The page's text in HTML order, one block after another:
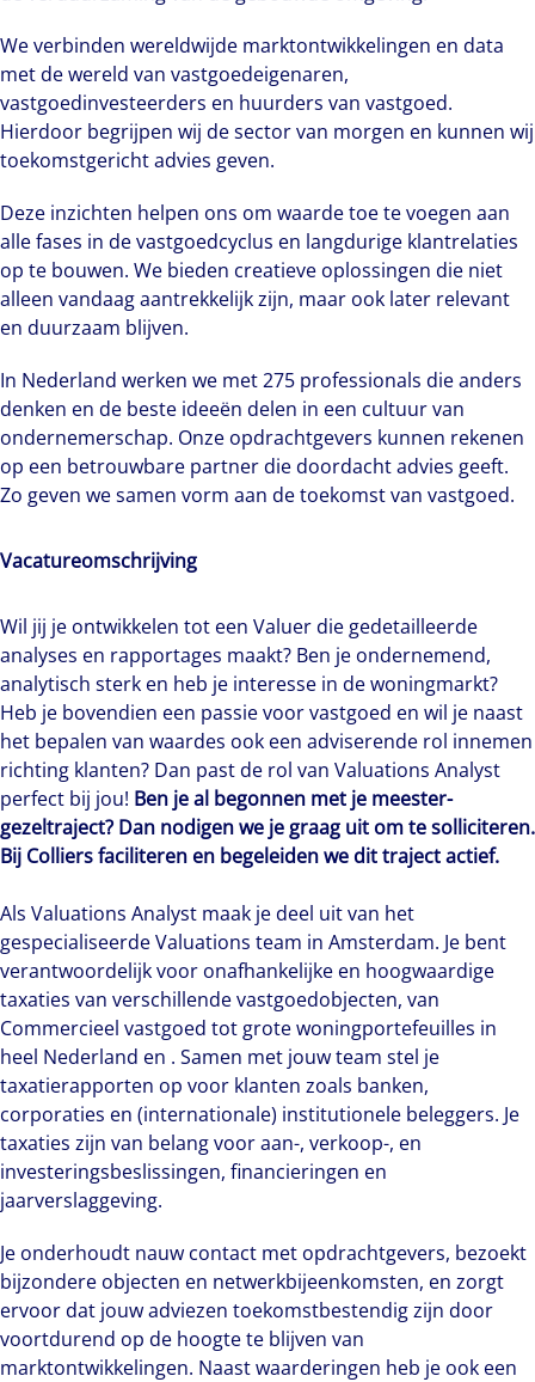
We verbinden wereldwijde marktontwikkelingen en data
met de wereld van vastgoedeigenaren,
vastgoedinvesteerders en huurders van vastgoed.
Hierdoor begrijpen wij de sector van morgen en kunnen wij
toekomstgericht advies geven.
Deze inzichten helpen ons om waarde toe te voegen aan
alle fases in de vastgoedcyclus en langdurige klantrelaties
op te bouwen. We bieden creatieve oplossingen die niet
alleen vandaag aantrekkelijk zijn, maar ook later relevant
en duurzaam blijven.
In Nederland werken we met 275 professionals die anders
denken en de beste ideeën delen in een cultuur van
ondernemerschap. Onze opdrachtgevers kunnen rekenen
op een betrouwbare partner die doordacht advies geeft.
Zo geven we samen vorm aan de toekomst van vastgoed.
Vacatureomschrijving
Wil jij je ontwikkelen tot een Valuer die gedetailleerde
analyses en rapportages maakt? Ben je ondernemend,
analytisch sterk en heb je interesse in de woningmarkt?
Heb je bovendien een passie voor vastgoed en wil je naast
het bepalen van waardes ook een adviserende rol innemen
richting klanten? Dan past de rol van Valuations Analyst
perfect bij jou! Ben je al begonnen met je meester-
gezeltraject? Dan nodigen we je graag uit om te solliciteren.
Bij Colliers faciliteren en begeleiden we dit traject actief.
Als Valuations Analyst maak je deel uit van het
gespecialiseerde Valuations team in Amsterdam. Je bent
verantwoordelijk voor onafhankelijke en hoogwaardige
taxaties van verschillende vastgoedobjecten, van
Commercieel vastgoed tot grote woningportefeuilles in
heel Nederland en . Samen met jouw team stel je
taxatierapporten op voor klanten zoals banken,
corporaties en (internationale) institutionele beleggers. Je
taxaties zijn van belang voor aan-, verkoop-, en
investeringsbeslissingen, financieringen en
jaarverslaggeving.
Je onderhoudt nauw contact met opdrachtgevers, bezoekt
bijzondere objecten en netwerkbijeenkomsten, en zorgt
ervoor dat jouw adviezen toekomstbestendig zijn door
voortdurend op de hoogte te blijven van
marktontwikkelingen. Naast waarderingen heb je ook een